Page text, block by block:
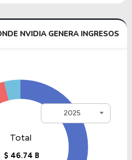
NVIDIA GENERA INGRESOS
2025